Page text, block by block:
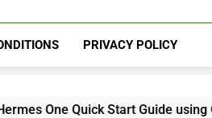
PRIVACY POLICY
Guide using OpenRouter Free